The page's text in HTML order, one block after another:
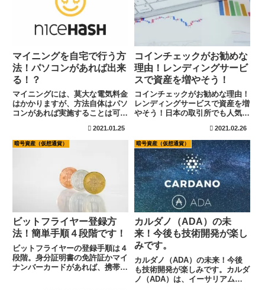
マイニングを自宅で行う方
法！パソコンがあれば出来
る！？
マイニングには、莫大な電気料金
はかかりますが、方法自体はパソ
コンがあれば実施することは可能
ドするだけですね。しかし、パソ
コンのスペック次第では動かなか
めに注意が必要です。
2021.01.25
コインチェックがお勧めな
理由！レンディングサービ
スで資産を増やそう！
コインチェックがお勧めな理由！
レンディングサービスで資産を増
やそう！日本の取引所でも人気の
ンチェックには持っている仮想通
貨を貸し出しする機能のレンディ
ングサービスがあります。このレ
ンディングサービスとはどの様
な...
2021.02.26
暗号資産（仮想通貨）
ビットフライヤー登録方
法！簡単手順４段階です！
ビットフライヤーの登録手順は４
段階。身分証明書の免許証かマイ
ナンバーカードがあれば、携帯一
暗号資産（仮想通貨）
カルダノ（ADA）の未
来！今後も技術開発が楽し
みです。
カルダノ（ADA）の未来！今後
も技術開発が楽しみです。カルダ
ノ（ADA）は、イーサリアムの